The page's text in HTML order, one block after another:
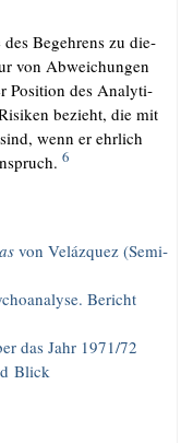
Begeh­rens zu die­
von Abwei­chun­gen
Posi­ti­on des Ana­ly­ti­
bezieht, die mit
wenn er ehr­lich
6
von Veláz­quez (Semi­
Bericht
das Jahr 1971/​72
Blick